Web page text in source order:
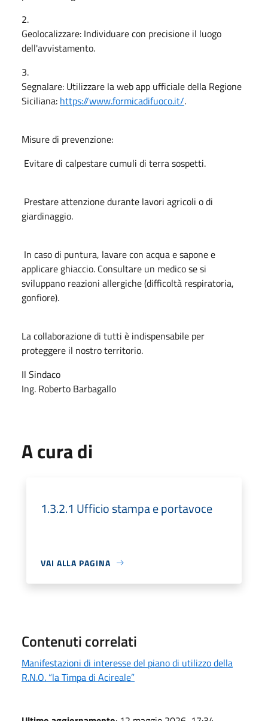
2.
Geolocalizzare: Individuare con precisione il luogo
dell'avvistamento.
3.
Segnalare: Utilizzare la web app ufficiale della Regione
Siciliana: https://www.formicadifuoco.it/.
Misure di prevenzione:
Evitare di calpestare cumuli di terra sospetti.
Prestare attenzione durante lavori agricoli o di
giardinaggio.
In caso di puntura, lavare con acqua e sapone e
applicare ghiaccio. Consultare un medico se si
sviluppano reazioni allergiche (difficoltà respiratoria,
gonfiore).
La collaborazione di tutti è indispensabile per
proteggere il nostro territorio.
Il Sindaco
Ing. Roberto Barbagallo
A cura di
1.3.2.1 Ufficio stampa e portavoce
VAI ALLA PAGINA
Contenuti correlati
Manifestazioni di interesse del piano di utilizzo della
R.N.O. “la Timpa di Acireale”